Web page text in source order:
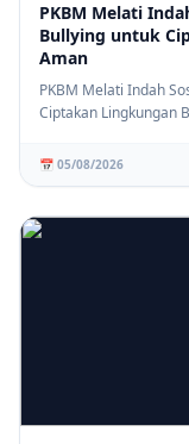
PKBM Melati
Bullying untuk
Aman
PKBM Melati Indah
Ciptakan Lingkungan
📅 05/08/2026